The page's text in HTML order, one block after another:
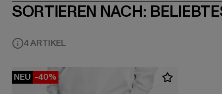
SORTIEREN NACH:
4 ARTIKEL
NEU -40%